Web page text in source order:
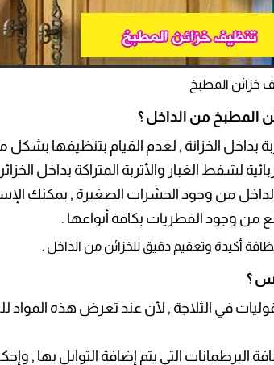
خزائن المطبخ
المطبخ من الداخل ؟
بداخل الخزانة , لعدم القيام بتنظيفها
لشفط الغبار والأتربة المتراكة بداخل
من وجود الحشرات الصغيرة , يمكنك
من وجود الفطريات بكافة أنواعها .
أكيدة وتعقيم دقيق للخزائن من الداخل .
؟
في الثلاجة , لأن عند تعرض هذه المواد
البرطمانات التي يتم إضافة التوابل بها ,